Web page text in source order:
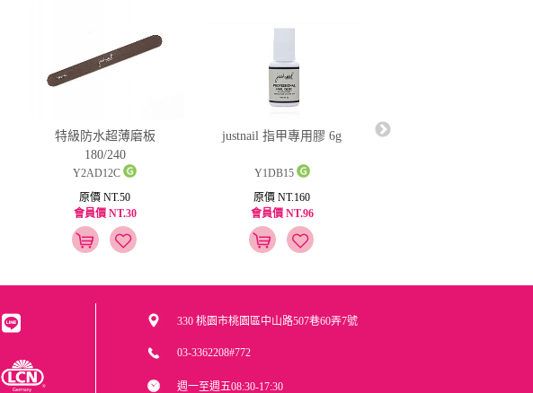
特級防水超薄磨板
180/240
Y2AD12C
原價 NT.50
會員價 NT.30
justnail 指甲專用膠 6g
Y1DB15
原價 NT.160
會員價 NT.96
330 桃園市桃園區中山路507巷60弄7號
03-3362208#772
週一至週五08:30-17:30